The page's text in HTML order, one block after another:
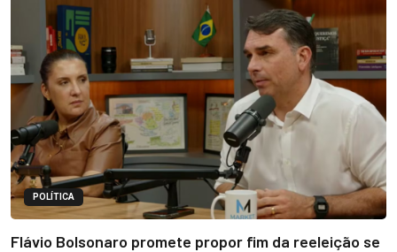
POLÍTICA
Flávio Bolsonaro promete propor fim da reeleição se